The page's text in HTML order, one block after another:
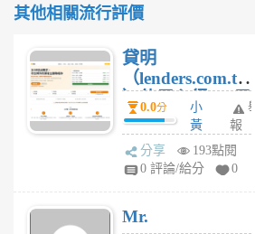
其他相關流行評價
貸明
（lenders.com.tw
）使用心得 — 民
間貸款比較平台
體驗
0.0分
小
黃
蜂
1
舉
報
分享
193點閱
0 評論/給分
0
Mr.